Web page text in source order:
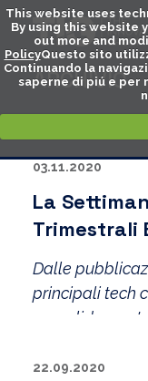
This website uses
By using this website
out more and
PolicyQuesto sito
Continuando la
saperne di piú e per
ARCHIVIO
03.11.2020
La
Trimestrali
Dalle
principali tech
vista delle
22.09.2020